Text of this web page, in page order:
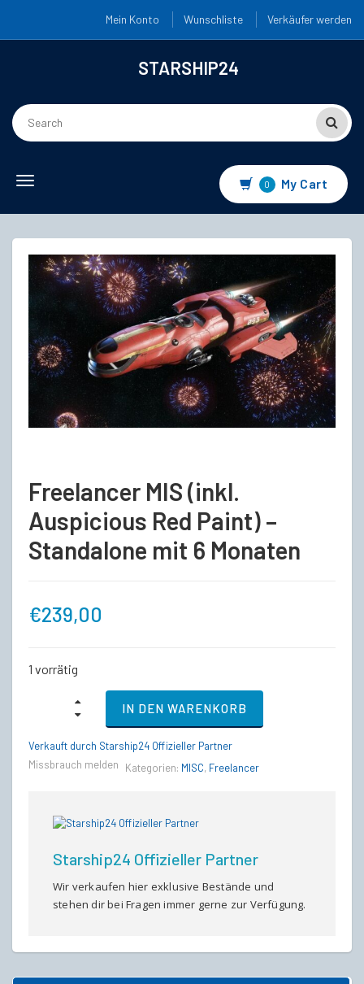
Mein Konto Wunschliste Verkäufer werden
STARSHIP24
Toggle
0 My Cart
Freelancer MIS (inkl.
Auspicious Red Paint) –
Standalone mit 6 Monaten
€239,00
1 vorrätig
Auspicious
Paint)
quantity
IN DEN WARENKORB
Verkauft durch Starship24 Offizieller Partner
Missbrauch melden
Kategorien: MISC, Freelancer
Starship24 Offizieller Partner
Wir verkaufen hier exklusive Bestände und
stehen dir bei Fragen immer gerne zur Verfügung.